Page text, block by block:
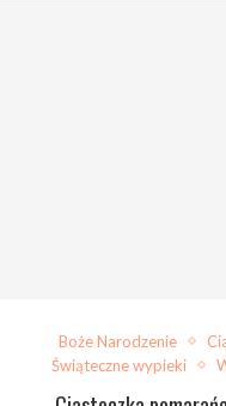
Boże Narodzenie
Świąteczne wypieki